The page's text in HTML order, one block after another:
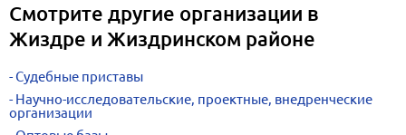
Смотрите другие организации в
Жиздре и Жиздринском районе
Судебные приставы
Научно-исследовательские, проектные, внедренческие
организации